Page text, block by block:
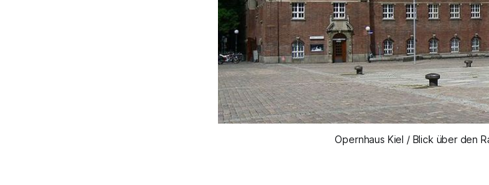
Opernhaus Kiel / Blick über den